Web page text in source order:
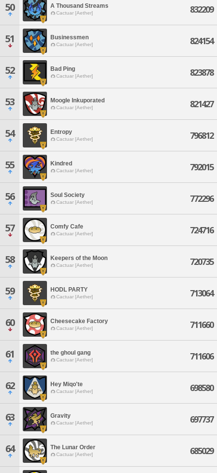
50 A Thousand Streams
Cactuar [Aether] 832209
51 Businessmen
Cactuar [Aether] 824154
52 Bad Ping
Cactuar [Aether] 823878
53 Moogle Inkuporated
Cactuar [Aether] 821427
54 Entropy
Cactuar [Aether] 796812
55 Kindred
Cactuar [Aether] 792015
56 Soul Society
Cactuar [Aether] 772296
57 Comfy Cafe
Cactuar [Aether] 724716
58 Keepers of the Moon
Cactuar [Aether] 720735
59 HODL PARTY
Cactuar [Aether] 713064
60 Cheesecake Factory
Cactuar [Aether] 711660
61 the ghoul gang
Cactuar [Aether] 711606
62 Hey Miqo'te
Cactuar [Aether] 698580
63 Gravity
Cactuar [Aether] 697737
64 The Lunar Order
Cactuar [Aether] 685029